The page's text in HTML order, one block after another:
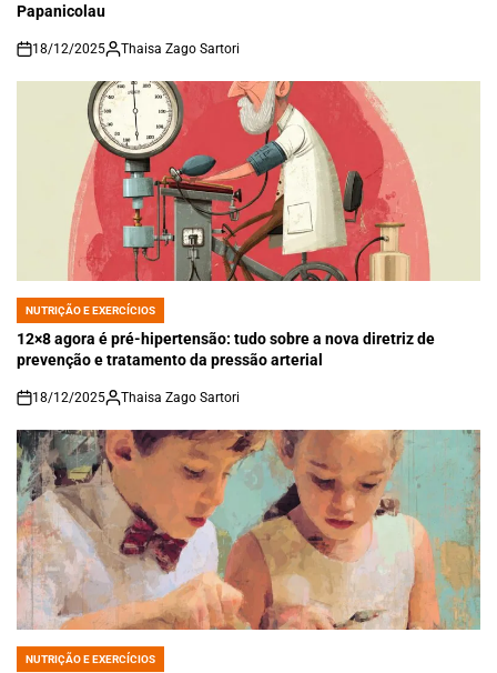
Papanicolau
on
18/12/2025 Thaisa Zago Sartori
POSTED
IN
NUTRIÇÃO E EXERCÍCIOS
12×8 agora é pré-hipertensão: tudo sobre a nova diretriz de
prevenção e tratamento da pressão arterial
on
18/12/2025 Thaisa Zago Sartori
POSTED
NUTRIÇÃO E EXERCÍCIOS